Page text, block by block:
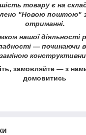
товару є на
"Новою поштою"
отриманні.
нашої діяльності
― починаючи
замовляйте ― з
домовитись